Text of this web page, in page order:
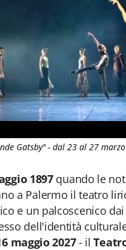
Gatsby" - dal 23 al 27
1897quando le
a Palermo il teatro
e un palcoscenico
dell'identità
maggio 2027- il